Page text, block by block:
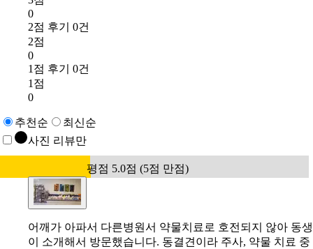
0
2점 후기 0건
2점
0
1점 후기 0건
1점
0
추천순
최신순
사진 리뷰만
평점 5.0점 (5점 만점)
어깨가 아파서 다른병원서 약물치료로 호전되지 않아 동생
이 소개해서 방문했습니다. 동결견이라 주사, 약물 치료 중